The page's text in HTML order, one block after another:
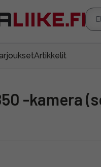
Artikkelit
-kamera